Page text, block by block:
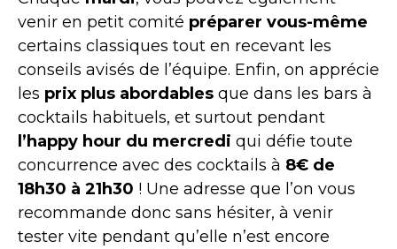
venir en petit comité préparer vous-même
certains classiques tout en recevant les
conseils avisés de l’équipe. Enfin, on apprécie
les prix plus abordables que dans les bars à
cocktails habituels, et surtout pendant
l’happy hour du mercredi qui défie toute
concurrence avec des cocktails à 8€ de
18h30 à 21h30 ! Une adresse que l’on vous
recommande donc sans hésiter, à venir
tester vite pendant qu’elle n’est encore